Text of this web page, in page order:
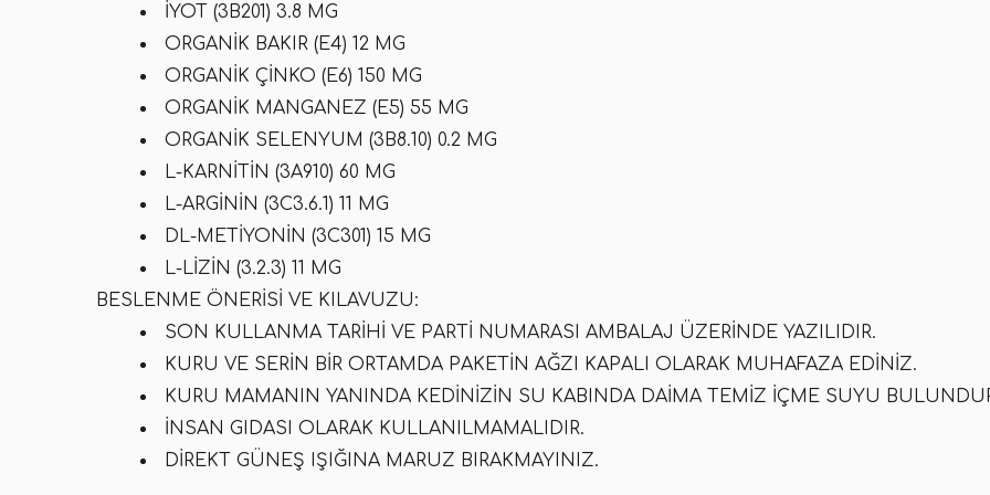
İYOT (3B201) 3.8 MG
ORGANIK BAKIR (E4) 12 MG
ORGANIK ÇINKO (E6) 150 MG
ORGANIK MANGANEZ (E5) 55 MG
ORGANIK SELENYUM (3B8.10) 0.2 MG
L-KARNITIN (3A910) 60 MG
L-ARGININ (3C3.6.1) 11 MG
DL-METIYONIN (3C301) 15 MG
L-LIZIN (3.2.3) 11 MG
BESLENME ÖNERISI VE KILAVUZU:
SON KULLANMA TARIHI VE PARTI NUMARASI AMBALAJ ÜZERINDE YAZILIDIR.
KURU VE SERIN BIR ORTAMDA PAKETIN AĞZI KAPALI OLARAK MUHAFAZA EDINIZ.
KURU MAMANIN YANINDA KEDINIZIN SU KABINDA DAIMA TEMIZ IÇME SUYU
İNSAN GIDASI OLARAK KULLANILMAMALIDIR.
DIREKT GÜNEŞ IŞIĞINA MARUZ BIRAKMAYINIZ.